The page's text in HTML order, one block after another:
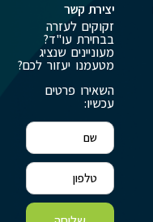
יצירת קשר
זקוקים לעזרה
בבחירת עו"ד?
מעוניינים שנציג
מטעמנו יעזור לכם?
השאירו פרטים
עכשיו: